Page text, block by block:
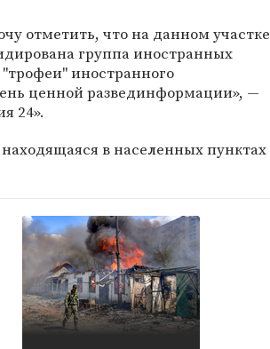
отметить, что на данном участке
группа иностранных
иностранного
ценной развединформации», —
24».
в населенных пунктах